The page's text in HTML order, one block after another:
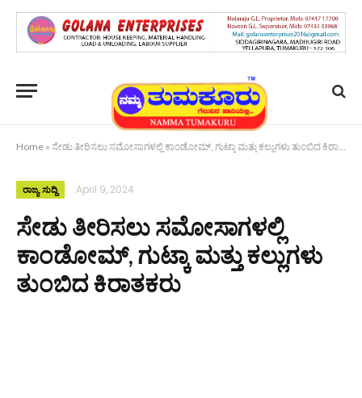
Home » ಸೇಡು ತೀರಿಸಲು ಸಮೋಸಾಗಳಲ್ಲಿ ಕಾಂಡೋಮ್, ಗುಟ್ಕಾ ಮತ್ತು ಕಲ್ಲುಗಳು ತುಂಬಿದ ಕಿರಾತಕರು
ರಾಜ್ಯ ಸುದ್ದಿ April 9, 2024
ಸೇಡು ತೀರಿಸಲು ಸಮೋಸಾಗಳಲ್ಲಿ
ಕಾಂಡೋಮ್, ಗುಟ್ಕಾ ಮತ್ತು ಕಲ್ಲುಗಳು
ತುಂಬಿದ ಕಿರಾತಕರು